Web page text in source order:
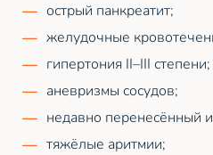
острый панкреатит;
желудочные
гипертония II–III степени;
аневризмы сосудов;
недавно перенесённый
тяжёлые аритмии;